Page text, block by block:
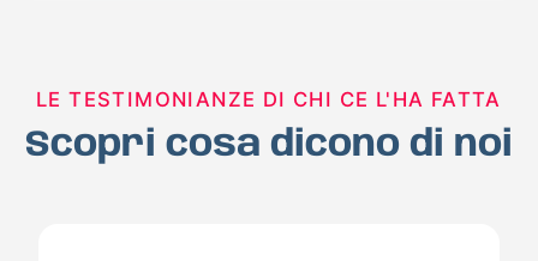
LE TESTIMONIANZE DI CHI CE L'HA FATTA
Scopri cosa dicono di noi